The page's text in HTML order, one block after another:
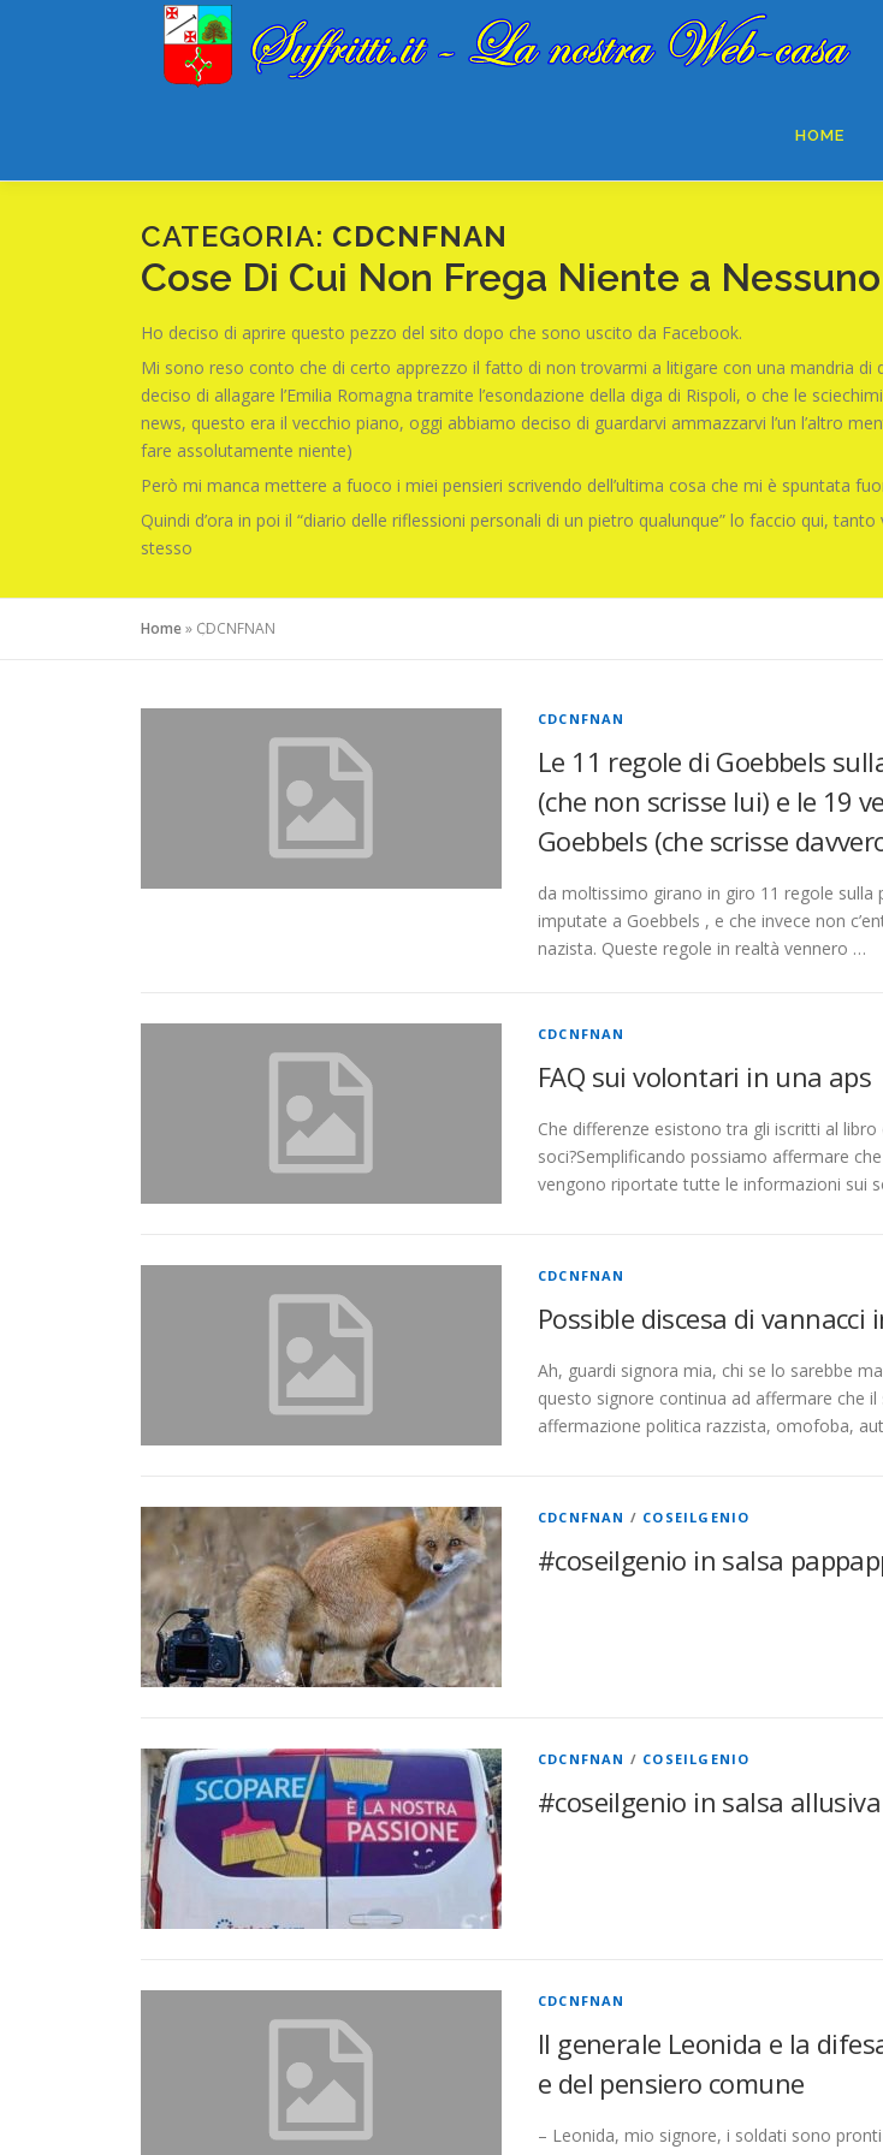
HOME
CATEGORIA: CDCNFNAN
Cose Di Cui Non Frega Niente a Nessuno
Ho deciso di aprire questo pezzo del sito dopo che sono uscito da Facebook.
Mi sono reso conto che di certo apprezzo il fatto di non trovarmi a litigare con una mandria di
deciso di allagare l’Emilia Romagna tramite l’esondazione della diga di Rispoli, o che le
news, questo era il vecchio piano, oggi abbiamo deciso di guardarvi ammazzarvi l’un l’altro
fare assolutamente niente)
Però mi manca mettere a fuoco i miei pensieri scrivendo dell’ultima cosa che mi è spuntata
Quindi d’ora in poi il “diario delle riflessioni personali di un pietro qualunque” lo faccio qui,
stesso
Home» CDCNFNAN
CDCNFNAN
Le 11 regole di Goebbels
(che non scrisse lui) e le 19
Goebbels (che scrisse
da moltissimo girano in giro 11 regole sulla
imputate a Goebbels , e che invece non
nazista. Queste regole in realtà vennero …
CDCNFNAN
FAQ sui volontari in una aps
Che differenze esistono tra gli iscritti al
soci?Semplificando possiamo affermare
vengono riportate tutte le informazioni sui
CDCNFNAN
Possible discesa di vannacci
Ah, guardi signora mia, chi se lo sarebbe
questo signore continua ad affermare che
affermazione politica razzista, omofoba,
CDCNFNAN / COSEILGENIO
#coseilgenio in salsa
CDCNFNAN / COSEILGENIO
#coseilgenio in salsa allusiva
CDCNFNAN
Il generale Leonida e la
e del pensiero comune
– Leonida, mio signore, i soldati sono